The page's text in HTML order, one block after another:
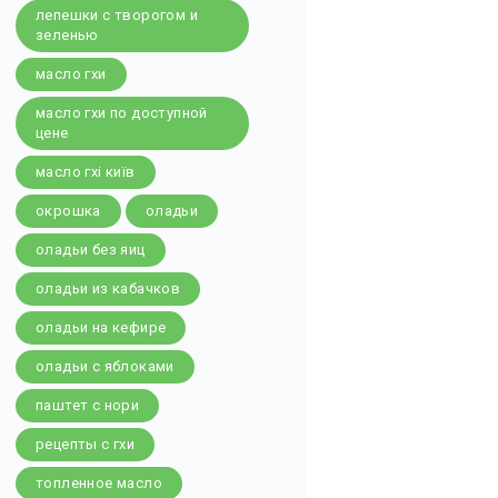
лепешки с творогом и
зеленью
масло гхи
масло гхи по доступной
цене
масло гхі київ
окрошка оладьи
оладьи без яиц
оладьи из кабачков
оладьи на кефире
оладьи с яблоками
паштет с нори
рецепты с гхи
топленное масло